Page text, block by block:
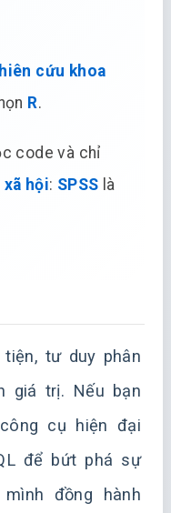
cứu khoa
R.
code và chỉ
hội: SPSS là
tư duy phân
giá trị. Nếu bạn
cụ hiện đại
để bứt phá sự
đồng hành